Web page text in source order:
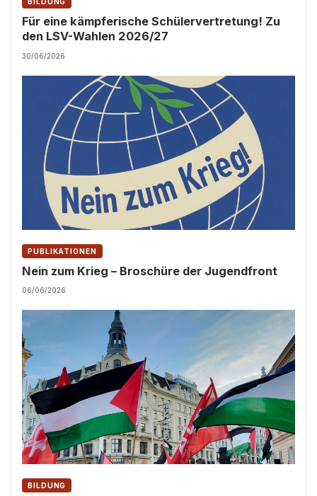
Für eine kämpferische Schülervertretung! Zu
den LSV-Wahlen 2026/27
30/06/2026
PUBLIKATIONEN
Nein zum Krieg – Broschüre der Jugendfront
06/06/2026
BILDUNG